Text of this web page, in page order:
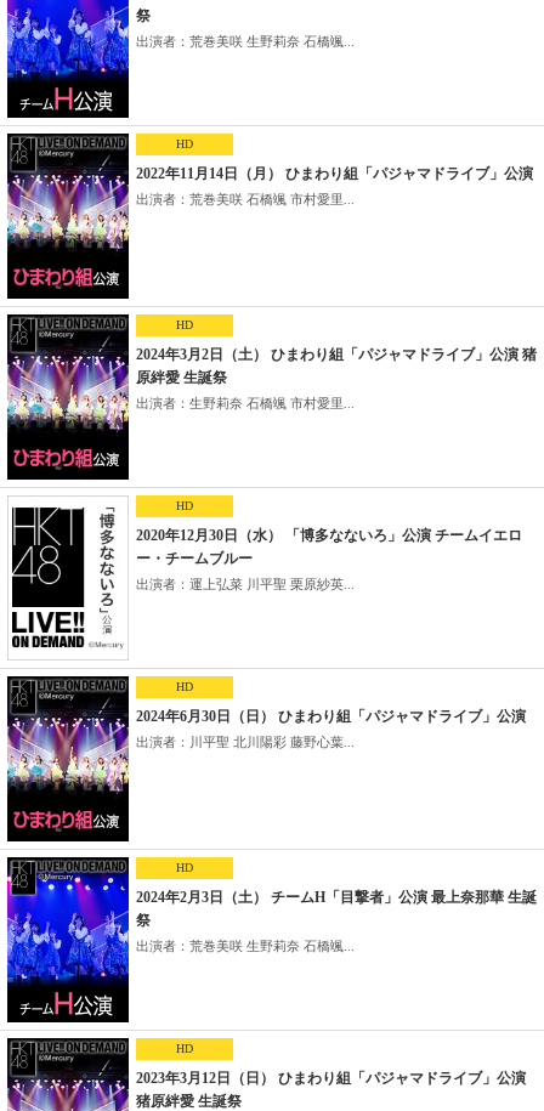
祭
出演者：荒巻美咲 生野莉奈 石橋颯...
HD
2022年11月14日（月） ひまわり組「パジャマドライブ」公演
出演者：荒巻美咲 石橋颯 市村愛里...
HD
2024年3月2日（土） ひまわり組「パジャマドライブ」公演 猪
原絆愛 生誕祭
出演者：生野莉奈 石橋颯 市村愛里...
HD
2020年12月30日（水） 「博多なないろ」公演 チームイエロ
ー・チームブルー
出演者：運上弘菜 川平聖 栗原紗英...
HD
2024年6月30日（日） ひまわり組「パジャマドライブ」公演
出演者：川平聖 北川陽彩 藤野心葉...
HD
2024年2月3日（土） チームH「目撃者」公演 最上奈那華 生誕
祭
出演者：荒巻美咲 生野莉奈 石橋颯...
HD
2023年3月12日（日） ひまわり組「パジャマドライブ」公演
猪原絆愛 生誕祭